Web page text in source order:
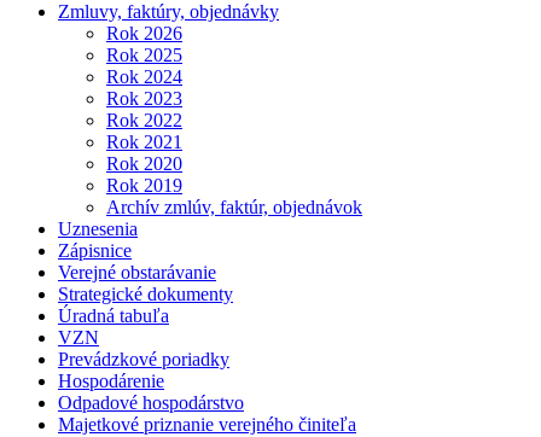
Zmluvy, faktúry, objednávky
Rok 2026
Rok 2025
Rok 2024
Rok 2023
Rok 2022
Rok 2021
Rok 2020
Rok 2019
Archív zmlúv, faktúr, objednávok
Uznesenia
Zápisnice
Verejné obstarávanie
Strategické dokumenty
Úradná tabuľa
VZN
Prevádzkové poriadky
Hospodárenie
Odpadové hospodárstvo
Majetkové priznanie verejného činiteľa